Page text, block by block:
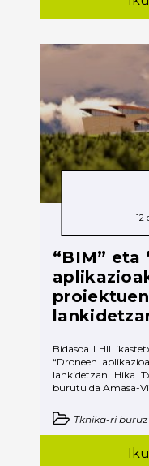
12
“BIM” eta
Bidasoa LHII
“Droneen
lankidetzan Hika
burutu da Amasa-
Tknika-ri buruz